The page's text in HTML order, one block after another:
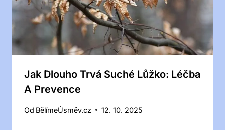
Jak Dlouho Trvá Suché Lůžko: Léčba
A Prevence
Od BělímeÚsměv.cz 12. 10. 2025